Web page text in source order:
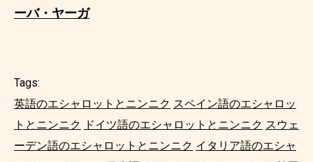
ーバ・ヤーガ
Tags:
英語のエシャロットとニンニク スペイン語のエシャロッ
トとニンニク ドイツ語のエシャロットとニンニク スウェ
ーデン語のエシャロットとニンニク イタリア語のエシャ